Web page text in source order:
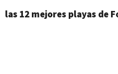
las 12 mejores playas de